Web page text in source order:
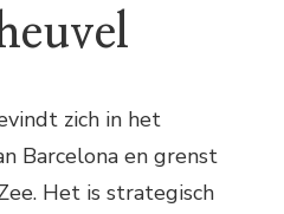
zich in het
Barcelona en grenst
Het is strategisch